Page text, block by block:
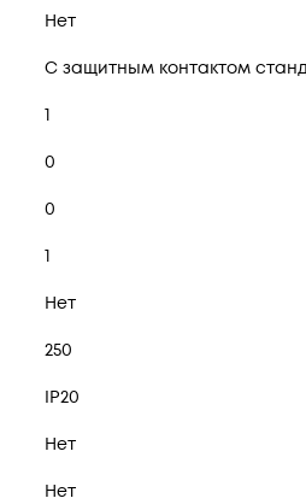
Нет
С защитным контактом
1
0
0
1
Нет
250
IP20
Нет
Нет